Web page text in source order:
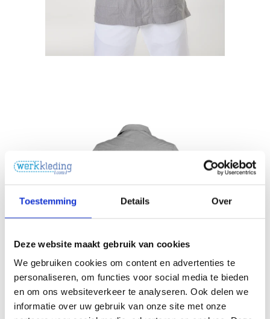
Toestemming Details Over
Deze website maakt gebruik van cookies
We gebruiken cookies om content en advertenties te
personaliseren, om functies voor social media te bieden
en om ons websiteverkeer te analyseren. Ook delen we
informatie over uw gebruik van onze site met onze